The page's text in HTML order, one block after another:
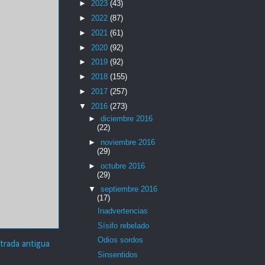
antigua
► 2023 (43)
► 2022 (87)
► 2021 (61)
► 2020 (92)
► 2019 (92)
► 2018 (155)
► 2017 (257)
▼ 2016 (273)
► diciembre 2016
(22)
► noviembre 2016
(29)
► octubre 2016
(29)
▼ septiembre 2016
(17)
Inadvertencias
Sísifo rebelado
Odios sordos
Sinsentidos